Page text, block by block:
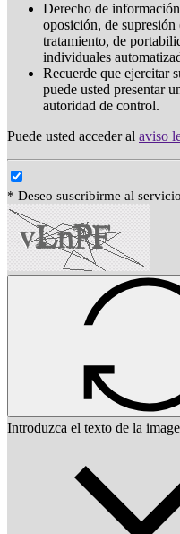
Derecho de
oposición, de
tratamiento, de
individuales
Recuerde que ejercitar
puede usted presentar
autoridad de control.
Puede usted acceder al aviso
* Deseo suscribirme al
Introduzca el texto de la